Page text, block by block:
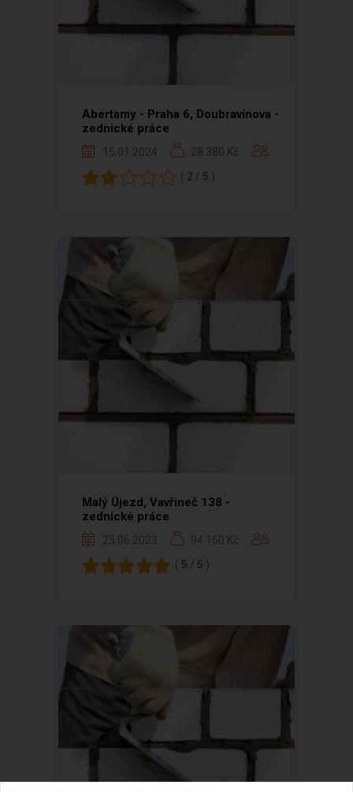
Abertamy - Praha 6, Doubravínova -
zednické práce
15.01.2024
28 380 Kč
( 2 / 5 )
Malý Újezd, Vavřineč 138 -
zednické práce
25.06.2023
94 160 Kč
( 5 / 5 )